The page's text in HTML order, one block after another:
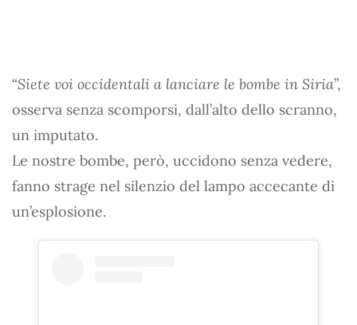
“Siete voi occidentali a lanciare le bombe in Siria”,
osserva senza scomporsi, dall’alto dello scranno,
un imputato.
Le nostre bombe, però, uccidono senza vedere,
fanno strage nel silenzio del lampo accecante di
un’esplosione.